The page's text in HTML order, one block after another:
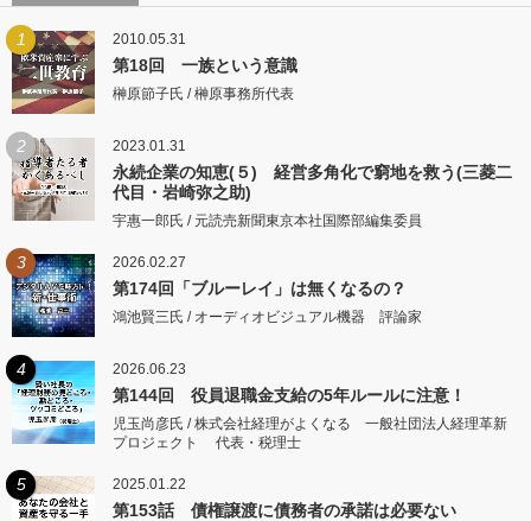
1 2010.05.31
第18回 一族という意識
榊原節子氏 / 榊原事務所代表
2 2023.01.31
永続企業の知恵(５) 経営多角化で窮地を救う(三菱二
代目・岩崎弥之助)
宇惠一郎氏 / 元読売新聞東京本社国際部編集委員
3 2026.02.27
第174回「ブルーレイ」は無くなるの？
鴻池賢三氏 / オーディオビジュアル機器 評論家
4 2026.06.23
第144回 役員退職金支給の5年ルールに注意！
児玉尚彦氏 / 株式会社経理がよくなる 一般社団法人経理革新
プロジェクト 代表・税理士
5 2025.01.22
第153話 債権譲渡に債務者の承諾は必要ない